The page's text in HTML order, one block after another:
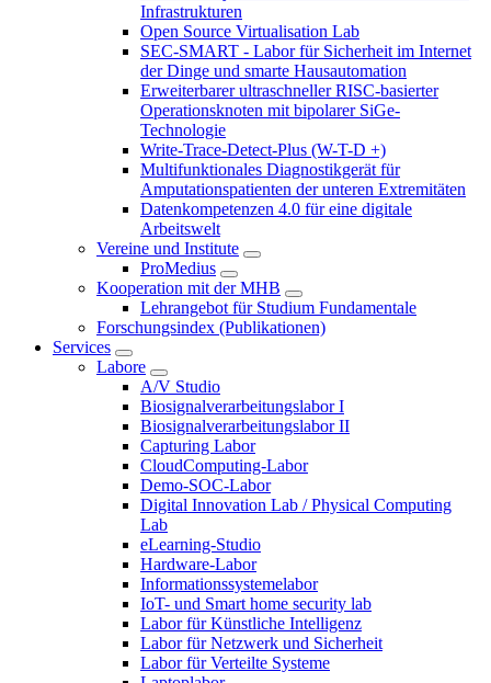
Infrastrukturen
Open Source Virtualisation Lab
SEC-SMART - Labor für Sicherheit im Internet
der Dinge und smarte Hausautomation
Erweiterbarer ultraschneller RISC-basierter
Operationsknoten mit bipolarer SiGe-
Technologie
Write-Trace-Detect-Plus (W-T-D +)
Multifunktionales Diagnostikgerät für
Amputationspatienten der unteren Extremitäten
Datenkompetenzen 4.0 für eine digitale
Arbeitswelt
Vereine und Institute
ProMedius
Kooperation mit der MHB
Lehrangebot für Studium Fundamentale
Forschungsindex (Publikationen)
Services
Labore
A/V Studio
Biosignalverarbeitungslabor I
Biosignalverarbeitungslabor II
Capturing Labor
CloudComputing-Labor
Demo-SOC-Labor
Digital Innovation Lab / Physical Computing
Lab
eLearning-Studio
Hardware-Labor
Informationssystemelabor
IoT- und Smart home security lab
Labor für Künstliche Intelligenz
Labor für Netzwerk und Sicherheit
Labor für Verteilte Systeme